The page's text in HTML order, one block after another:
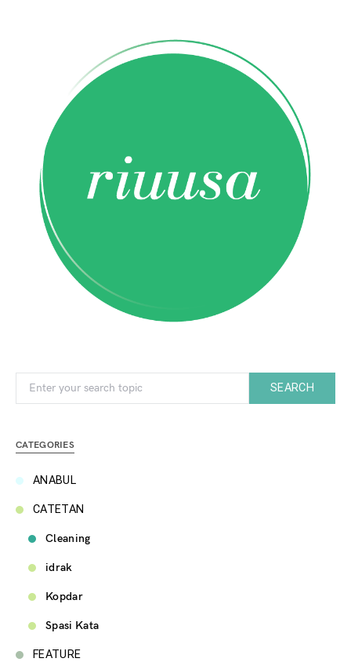
SEARCH
CATEGORIES
ANABUL
CATETAN
Cleaning
idrak
Kopdar
Spasi Kata
FEATURE